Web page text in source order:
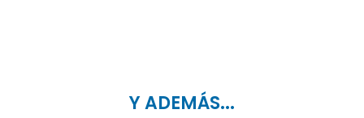
Y ADEMÁS...